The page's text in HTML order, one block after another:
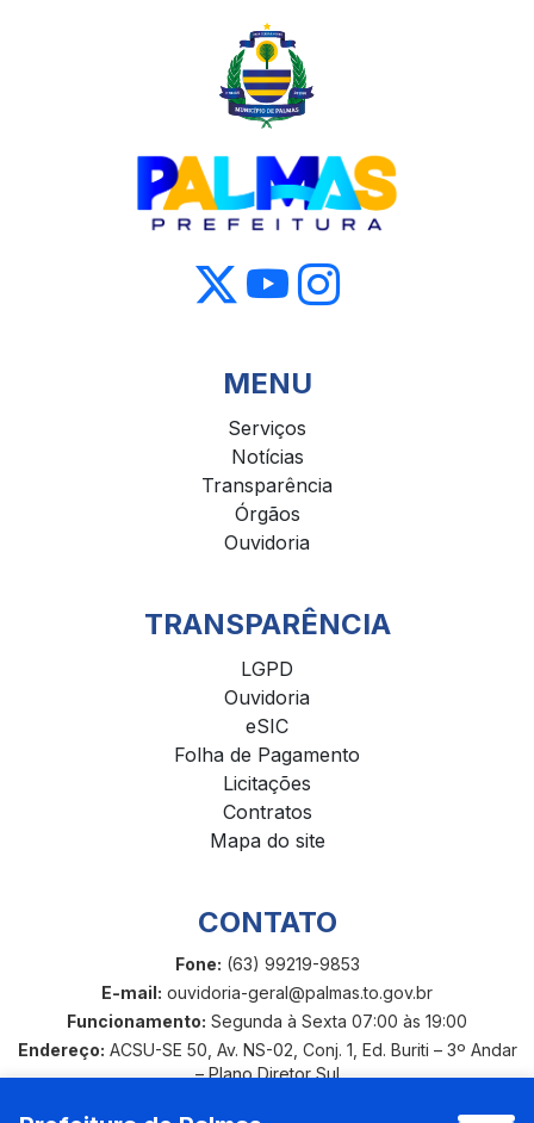
MENU
Serviços
Notícias
Transparência
Órgãos
Ouvidoria
TRANSPARÊNCIA
LGPD
Ouvidoria
eSIC
Folha de Pagamento
Licitações
Contratos
Mapa do site
CONTATO
Fone: (63) 99219-9853
E-mail: ouvidoria-geral@palmas.to.gov.br
Funcionamento: Segunda à Sexta 07:00 às 19:00
Endereço: ACSU-SE 50, Av. NS-02, Conj. 1, Ed. Buriti – 3º Andar
– Plano Diretor Sul